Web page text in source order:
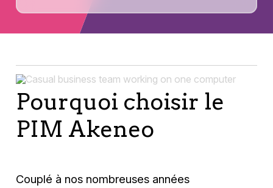
Pourquoi choisir le
PIM Akeneo
Couplé à nos nombreuses années